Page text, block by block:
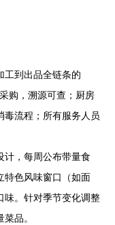
工到出品全链条的
购，溯源可查；厨房
毒流程；所有服务人员
计，每周公布带量食
特色风味窗口（如面
味。针对季节变化调整
品。